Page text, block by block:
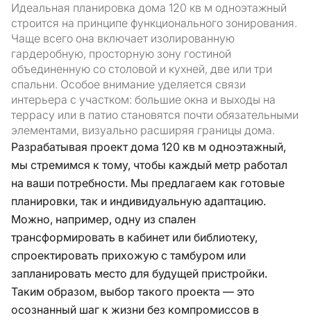
Идеальная планировка дома 120 кв м одноэтажный
строится на принципе функционального зонирования.
Чаще всего она включает изолированную
гардеробную, просторную зону гостиной
объединенную со столовой и кухней, две или три
спальни. Особое внимание уделяется связи
интерьера с участком: большие окна и выходы на
террасу или в патио становятся почти обязательными
элементами, визуально расширяя границы дома.
Разрабатывая проект дома 120 кв м одноэтажный,
мы стремимся к тому, чтобы каждый метр работал
на ваши потребности. Мы предлагаем как готовые
планировки, так и индивидуальную адаптацию.
Можно, например, одну из спален
трансформировать в кабинет или библиотеку,
спроектировать прихожую с тамбуром или
запланировать место для будущей пристройки.
Таким образом, выбор такого проекта — это
осознанный шаг к жизни без компромиссов в